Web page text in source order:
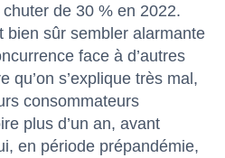
de 30 % en 2022.
bien sûr sembler alarmante
face à d’autres
qu’on s’explique très mal,
consommateurs
plus d’un an, avant
en période prépandémie,